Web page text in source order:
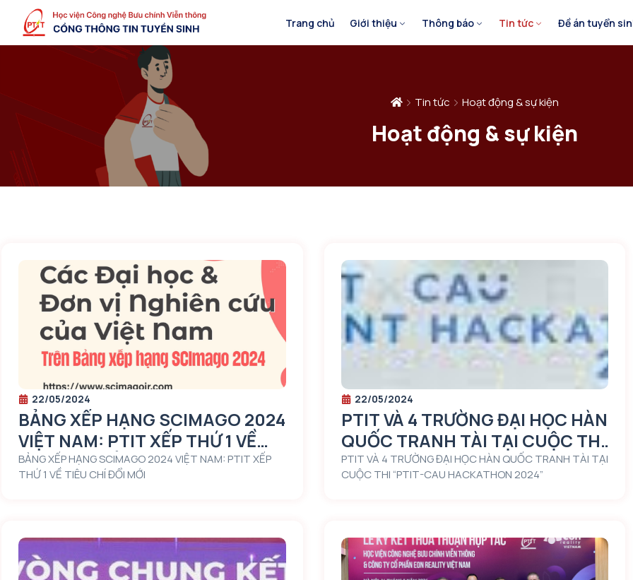
Trang chủ Giới thiệu Thông báo Tin tức Đề án tuyển
Tin tức Hoạt động & sự kiện
Hoạt động & sự kiện
22/05/2024
BẢNG XẾP HẠNG SCIMAGO 2024
VIỆT NAM: PTIT XẾP THỨ 1 VỀ
TIÊU CHÍ ĐỔI MỚI
BẢNG XẾP HẠNG SCIMAGO 2024 VIỆT NAM: PTIT XẾP
THỨ 1 VỀ TIÊU CHÍ ĐỔI MỚI
22/05/2024
PTIT VÀ 4 TRƯỜNG ĐẠI HỌC HÀN
QUỐC TRANH TÀI TẠI CUỘC THI
“PTIT-CAU HACKATHON 2024”
PTIT VÀ 4 TRƯỜNG ĐẠI HỌC HÀN QUỐC TRANH TÀI TẠI
CUỘC THI “PTIT-CAU HACKATHON 2024”